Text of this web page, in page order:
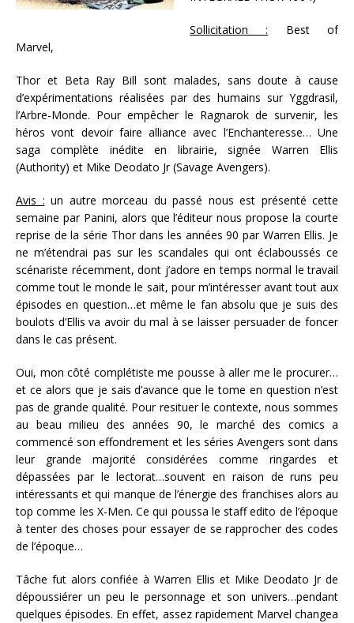
Sollicitation : Best of
Marvel,
Thor et Beta Ray Bill sont malades, sans doute à cause
d’expérimentations réalisées par des humains sur Yggdrasil,
l’Arbre-Monde. Pour empêcher le Ragnarok de survenir, les
héros vont devoir faire alliance avec l’Enchanteresse… Une
saga complète inédite en librairie, signée Warren Ellis
(Authority) et Mike Deodato Jr (Savage Avengers).
Avis : un autre morceau du passé nous est présenté cette
semaine par Panini, alors que l’éditeur nous propose la courte
reprise de la série Thor dans les années 90 par Warren Ellis. Je
ne m’étendrai pas sur les scandales qui ont éclaboussés ce
scénariste récemment, dont j’adore en temps normal le travail
comme tout le monde le sait, pour m’intéresser avant tout aux
épisodes en question…et même le fan absolu que je suis des
boulots d’Ellis va avoir du mal à se laisser persuader de foncer
dans le cas présent.
Oui, mon côté complétiste me pousse à aller me le procurer…
et ce alors que je sais d’avance que le tome en question n’est
pas de grande qualité. Pour resituer le contexte, nous sommes
au beau milieu des années 90, le marché des comics a
commencé son effondrement et les séries Avengers sont dans
leur grande majorité considérées comme ringardes et
dépassées par le lectorat…souvent en raison de runs peu
intéressants et qui manque de l’énergie des franchises alors au
top comme les X-Men. Ce qui poussa le staff edito de l’époque
à tenter des choses pour essayer de se rapprocher des codes
de l’époque…
Tâche fut alors confiée à Warren Ellis et Mike Deodato Jr de
dépoussiérer un peu le personnage et son univers…pendant
quelques épisodes. En effet, assez rapidement Marvel changea